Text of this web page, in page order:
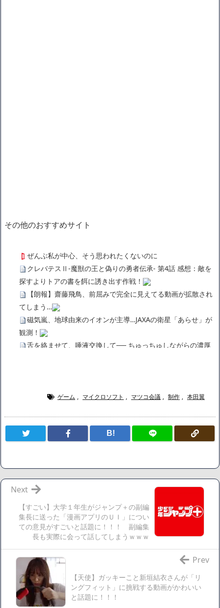
その他のおすすめサイト
ぜんぶ私が中心、そう思われたくないのに
クレバテスⅡ-魔獣の王と偽りの勇者伝承- 第4話 感想：敵を
探すよりトアの書を餌に誘き出す作戦！
【朗報】齋藤飛鳥、前屈みで完全に見えてる動画が拡散され
てしまう…
磁気嵐、地球由来のイオンが主導…JAXAの衛星「あらせ」が
観測！
舌を絡ませて、唾液交換して── ちゅっちゅしながらの濃厚
広末涼子さん、正気に戻ってしまい絶望する・・・「アカ
割減
【画像】さくまあきら「桃鉄の赤マスは実際に行ってみてク
【愕然】ワイ「豚バラ220gカリッカリになるまで焼いて重さ
調べたろww(2割3割減ったら御の字やろなあww)」→結
果・・・・・・・・・・・・・・・・・・・
【悲報】ジェネリック医薬品、4割が承認書と異なる製造だ
ったことが発覚「衝撃的な数字だ」
【速報】楽天グループ、減損損失約160億円と約700億円の繰
延税金資産の取崩し
【悲報】読売新聞、「避難所の自販機が壊されて窃盗され
ゲーム , マイクロソフト , マツコ会議 , 制作 , 本田翼
B!
【すごい】大学１年生がジャンプ＋の副編
集長に送った「漫画アプリのＵＩ」につい
ての意見がすごいと話題に！！！ 副編集
長も実際に会って話してしまうｗｗｗ
Next
【天使】ガッキーこと新垣結衣さんが「リ
ングフィット」に挑戦する動画がかわいい
と話題に！！！
Prev